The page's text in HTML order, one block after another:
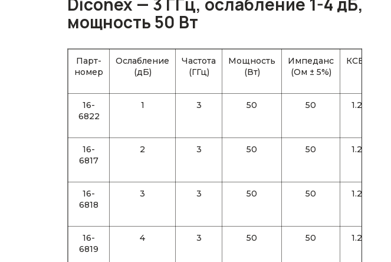
мощность 50 Вт
Парт-
номер
Ослабление
(дБ)
Частота
(ГГц)
Мощность
(Вт)
Импеданс
(Ом ± 5%)
КСВН
16-
6822
1 3 50 50 1.25
16-
6817
2 3 50 50 1.25
16-
6818
3 3 50 50 1.25
16-
6819
4 3 50 50 1.25